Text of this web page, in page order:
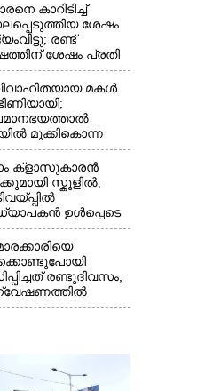
കാറിടിച്ച്
ശേഷം
രണ്ട്
ശേഷം പ്രതി
മകൾ
മുക്കികൊന്ന
അറസ്റ്റിൽ
ക്ളാസുകാരൻ
സ്കൂളിൽ,
ഉൾപ്പെടെ
15 പേർക്ക്
രണ്ടുദിവസം;